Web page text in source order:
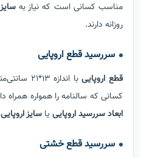
مناسب کسانی است که نیاز به
روزانه دارند.
سررسید قطع اروپایی
قطع اروپایی
با
کسانی که سالنامه را همواره همراه
ابعاد سررسید اروپایی یا سایز
سررسید قطع خشتی